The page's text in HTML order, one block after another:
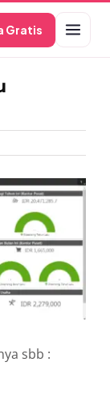
Gratis
sbb :